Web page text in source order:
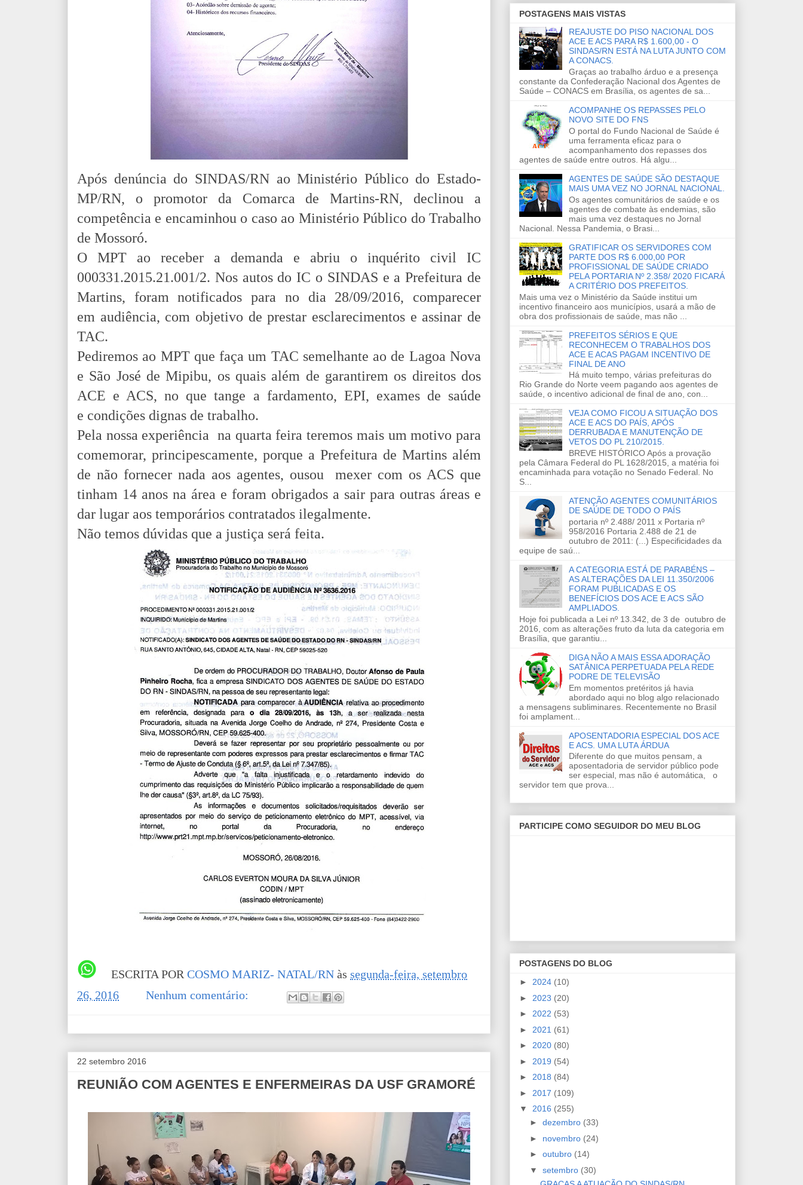
Após denúncia do SINDAS/RN ao Ministério Público do Estado-
MP/RN, o promotor da Comarca de Martins-RN, declinou a
competência e encaminhou o caso ao Ministério Público do Trabalho
de Mossoró.
O MPT ao receber a demanda e abriu o inquérito civil IC
000331.2015.21.001/2. Nos autos do IC o SINDAS e a Prefeitura de
Martins, foram notificados para no dia 28/09/2016, comparecer
em audiência, com objetivo de prestar esclarecimentos e assinar de
TAC.
Pediremos ao MPT que faça um TAC semelhante ao de Lagoa Nova
e São José de Mipibu, os quais além de garantirem os direitos dos
ACE e ACS, no que tange a fardamento, EPI, exames de saúde
e condições dignas de trabalho.
Pela nossa experiência na quarta feira teremos mais um motivo para
comemorar, principescamente, porque a Prefeitura de Martins além
de não fornecer nada aos agentes, ousou mexer com os ACS que
tinham 14 anos na área e foram obrigados a sair para outras áreas e
dar lugar aos temporários contratados ilegalmente.
Não temos dúvidas que a justiça será feita.
ESCRITA POR COSMO MARIZ- NATAL/RN às segunda-feira, setembro
26, 2016
Nenhum comentário:
22 setembro 2016
REUNIÃO COM AGENTES E ENFERMEIRAS DA USF GRAMORÉ
POSTAGENS MAIS VISTAS
REAJUSTE DO PISO NACIONAL DOS
ACE E ACS PARA R$ 1.600,00 - O
SINDAS/RN ESTÁ NA LUTA JUNTO COM
A CONACS.
Graças ao trabalho árduo e a presença
constante da Confederação Nacional dos Agentes de
Saúde – CONACS em Brasília, os agentes de sa...
ACOMPANHE OS REPASSES PELO
NOVO SITE DO FNS
O portal do Fundo Nacional de Saúde é
uma ferramenta eficaz para o
acompanhamento dos repasses dos
agentes de saúde entre outros. Há algu...
AGENTES DE SAÚDE SÃO DESTAQUE
MAIS UMA VEZ NO JORNAL NACIONAL.
Os agentes comunitários de saúde e os
agentes de combate às endemias, são
mais uma vez destaques no Jornal
Nacional. Nessa Pandemia, o Brasi...
GRATIFICAR OS SERVIDORES COM
PARTE DOS R$ 6.000,00 POR
PROFISSIONAL DE SAÚDE CRIADO
PELA PORTARIA Nº 2.358/ 2020 FICARÁ
A CRITÉRIO DOS PREFEITOS.
Mais uma vez o Ministério da Saúde institui um
incentivo financeiro aos municípios, usará a mão de
obra dos profissionais de saúde, mas não ...
PREFEITOS SÉRIOS E QUE
RECONHECEM O TRABALHOS DOS
ACE E ACAS PAGAM INCENTIVO DE
FINAL DE ANO
Há muito tempo, várias prefeituras do
Rio Grande do Norte veem pagando aos agentes de
saúde, o incentivo adicional de final de ano, con...
VEJA COMO FICOU A SITUAÇÃO DOS
ACE E ACS DO PAÍS, APÓS
DERRUBADA E MANUTENÇÃO DE
VETOS DO PL 210/2015.
BREVE HISTÓRICO Após a provação
pela Câmara Federal do PL 1628/2015, a matéria foi
encaminhada para votação no Senado Federal. No
S...
ATENÇÃO AGENTES COMUNITÁRIOS
DE SAÚDE DE TODO O PAÍS
portaria nº 2.488/ 2011 x Portaria nº
958/2016 Portaria 2.488 de 21 de
outubro de 2011: (...) Especificidades da
equipe de saú...
A CATEGORIA ESTÁ DE PARABÉNS –
AS ALTERAÇÕES DA LEI 11.350/2006
FORAM PUBLICADAS E OS
BENEFÍCIOS DOS ACE E ACS SÃO
AMPLIADOS.
Hoje foi publicada a Lei nº 13.342, de 3 de outubro de
2016, com as alterações fruto da luta da categoria em
Brasília, que garantiu...
DIGA NÃO A MAIS ESSA ADORAÇÃO
SATÂNICA PERPETUADA PELA REDE
PODRE DE TELEVISÃO
Em momentos pretéritos já havia
abordado aqui no blog algo relacionado
a mensagens subliminares. Recentemente no Brasil
foi amplament...
APOSENTADORIA ESPECIAL DOS ACE
E ACS. UMA LUTA ÁRDUA
Diferente do que muitos pensam, a
aposentadoria de servidor público pode
ser especial, mas não é automática, o
servidor tem que prova...
PARTICIPE COMO SEGUIDOR DO MEU BLOG
POSTAGENS DO BLOG
► 2024 (10)
► 2023 (20)
► 2022 (53)
► 2021 (61)
► 2020 (80)
► 2019 (54)
► 2018 (84)
► 2017 (109)
▼ 2016 (255)
► dezembro (33)
► novembro (24)
► outubro (14)
▼ setembro (30)